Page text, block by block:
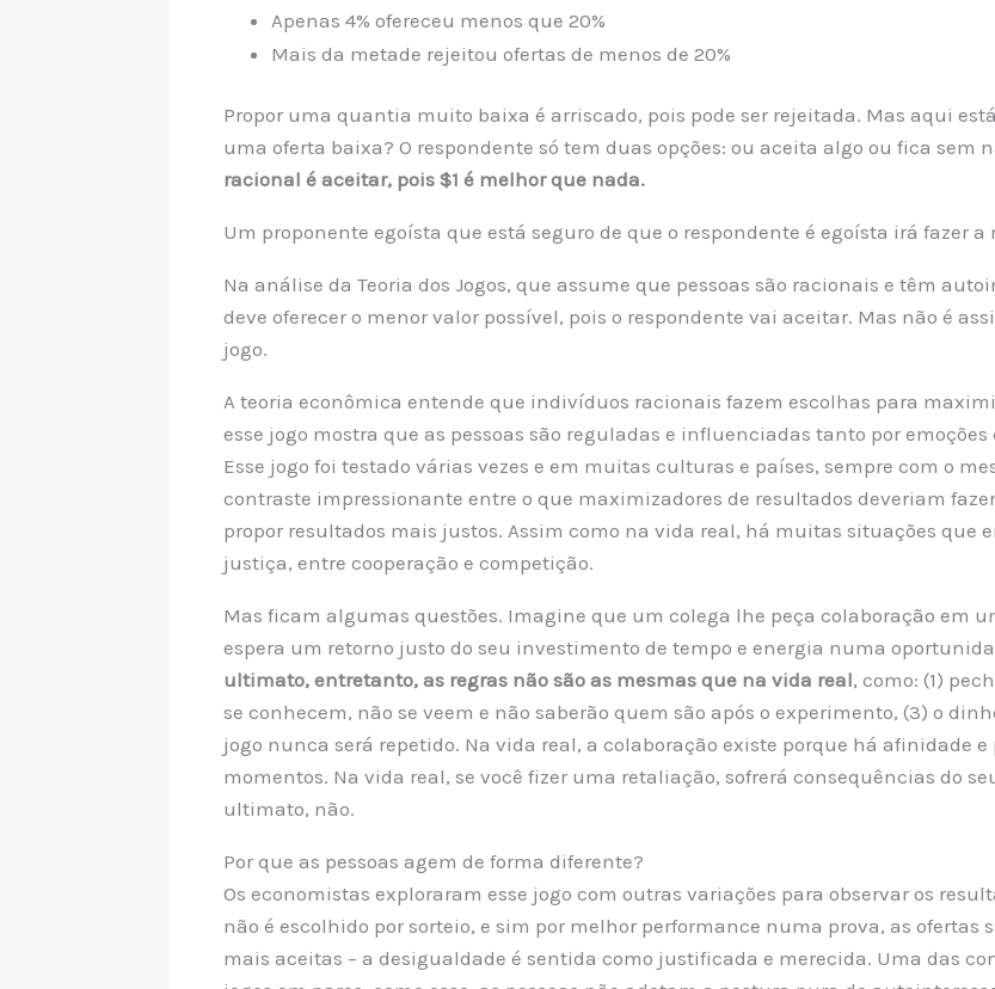
Apenas 4% ofereceu menos que 20%
Mais da metade rejeitou ofertas de menos de 20%
Propor uma quantia muito baixa é arriscado, pois pode ser rejeitada. Mas aqui
uma oferta baixa? O respondente só tem duas opções: ou aceita algo ou fica sem
racional é aceitar, pois $1 é melhor que nada.
Um proponente egoísta que está seguro de que o respondente é egoísta irá fazer
Na análise da Teoria dos Jogos, que assume que pessoas são racionais e têm
deve oferecer o menor valor possível, pois o respondente vai aceitar. Mas não é
jogo.
A teoria econômica entende que indivíduos racionais fazem escolhas para
esse jogo mostra que as pessoas são reguladas e influenciadas tanto por
Esse jogo foi testado várias vezes e em muitas culturas e países, sempre com o
contraste impressionante entre o que maximizadores de resultados deveriam
propor resultados mais justos. Assim como na vida real, há muitas situações que
justiça, entre cooperação e competição.
Mas ficam algumas questões. Imagine que um colega lhe peça colaboração em
espera um retorno justo do seu investimento de tempo e energia numa
ultimato, entretanto, as regras não são as mesmas que na vida real, como: (1)
se conhecem, não se veem e não saberão quem são após o experimento, (3) o
jogo nunca será repetido. Na vida real, a colaboração existe porque há afinidade
momentos. Na vida real, se você fizer uma retaliação, sofrerá consequências do
ultimato, não.
Por que as pessoas agem de forma diferente?
Os economistas exploraram esse jogo com outras variações para observar os
não é escolhido por sorteio, e sim por melhor performance numa prova, as ofertas
mais aceitas – a desigualdade é sentida como justificada e merecida. Uma das